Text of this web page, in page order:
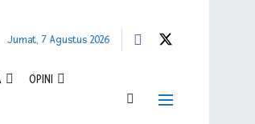
Jumat, 7 Agustus 2026
OPINI